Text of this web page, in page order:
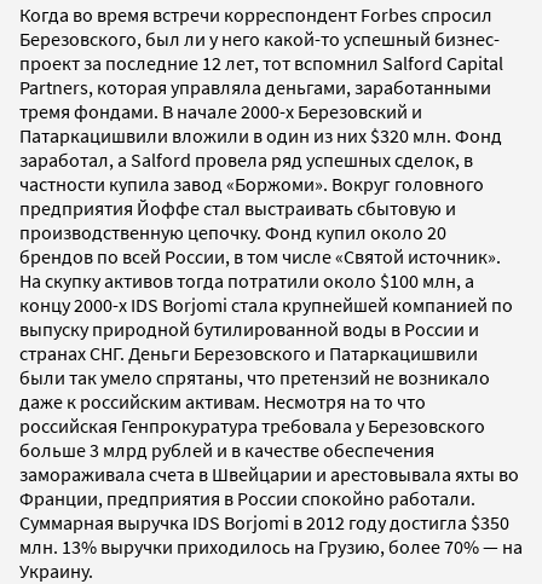
Когда во время встречи корреспондент Forbes спросил
Березовского, был ли у него какой-то успешный бизнес-
проект за последние 12 лет, тот вспомнил Salford Capital
Partners, которая управляла деньгами, заработанными
тремя фондами. В начале 2000-х Березовский и
Патаркацишвили вложили в один из них $320 млн. Фонд
заработал, а Salford провела ряд успешных сделок, в
частности купила завод «Боржоми». Вокруг головного
предприятия Йоффе стал выстраивать сбытовую и
производственную цепочку. Фонд купил около 20
брендов по всей России, в том числе «Святой источник».
На скупку активов тогда потратили около $100 млн, а
концу 2000-х IDS Borjomi стала крупнейшей компанией по
выпуску природной бутилированной воды в России и
странах СНГ. Деньги Березовского и Патаркацишвили
были так умело спрятаны, что претензий не возникало
даже к российским активам. Несмотря на то что
российская Генпрокуратура требовала у Березовского
больше 3 млрд рублей и в качестве обеспечения
замораживала счета в Швейцарии и арестовывала яхты во
Франции, предприятия в России спокойно работали.
Суммарная выручка IDS Borjomi в 2012 году достигла $350
млн. 13% выручки приходилось на Грузию, более 70% — на
Украину.